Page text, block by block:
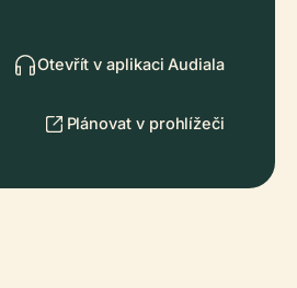
Otevřít v aplikaci Audiala
Plánovat v prohlížeči